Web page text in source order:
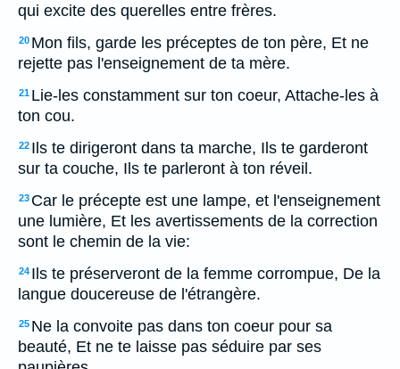
qui excite des querelles entre frères.
20 Mon fils, garde les préceptes de ton père, Et ne
rejette pas l'enseignement de ta mère.
21 Lie-les constamment sur ton coeur, Attache-les à
ton cou.
22 Ils te dirigeront dans ta marche, Ils te garderont
sur ta couche, Ils te parleront à ton réveil.
23 Car le précepte est une lampe, et l'enseignement
une lumière, Et les avertissements de la correction
sont le chemin de la vie:
24 Ils te préserveront de la femme corrompue, De la
langue doucereuse de l'étrangère.
25 Ne la convoite pas dans ton coeur pour sa
beauté, Et ne te laisse pas séduire par ses